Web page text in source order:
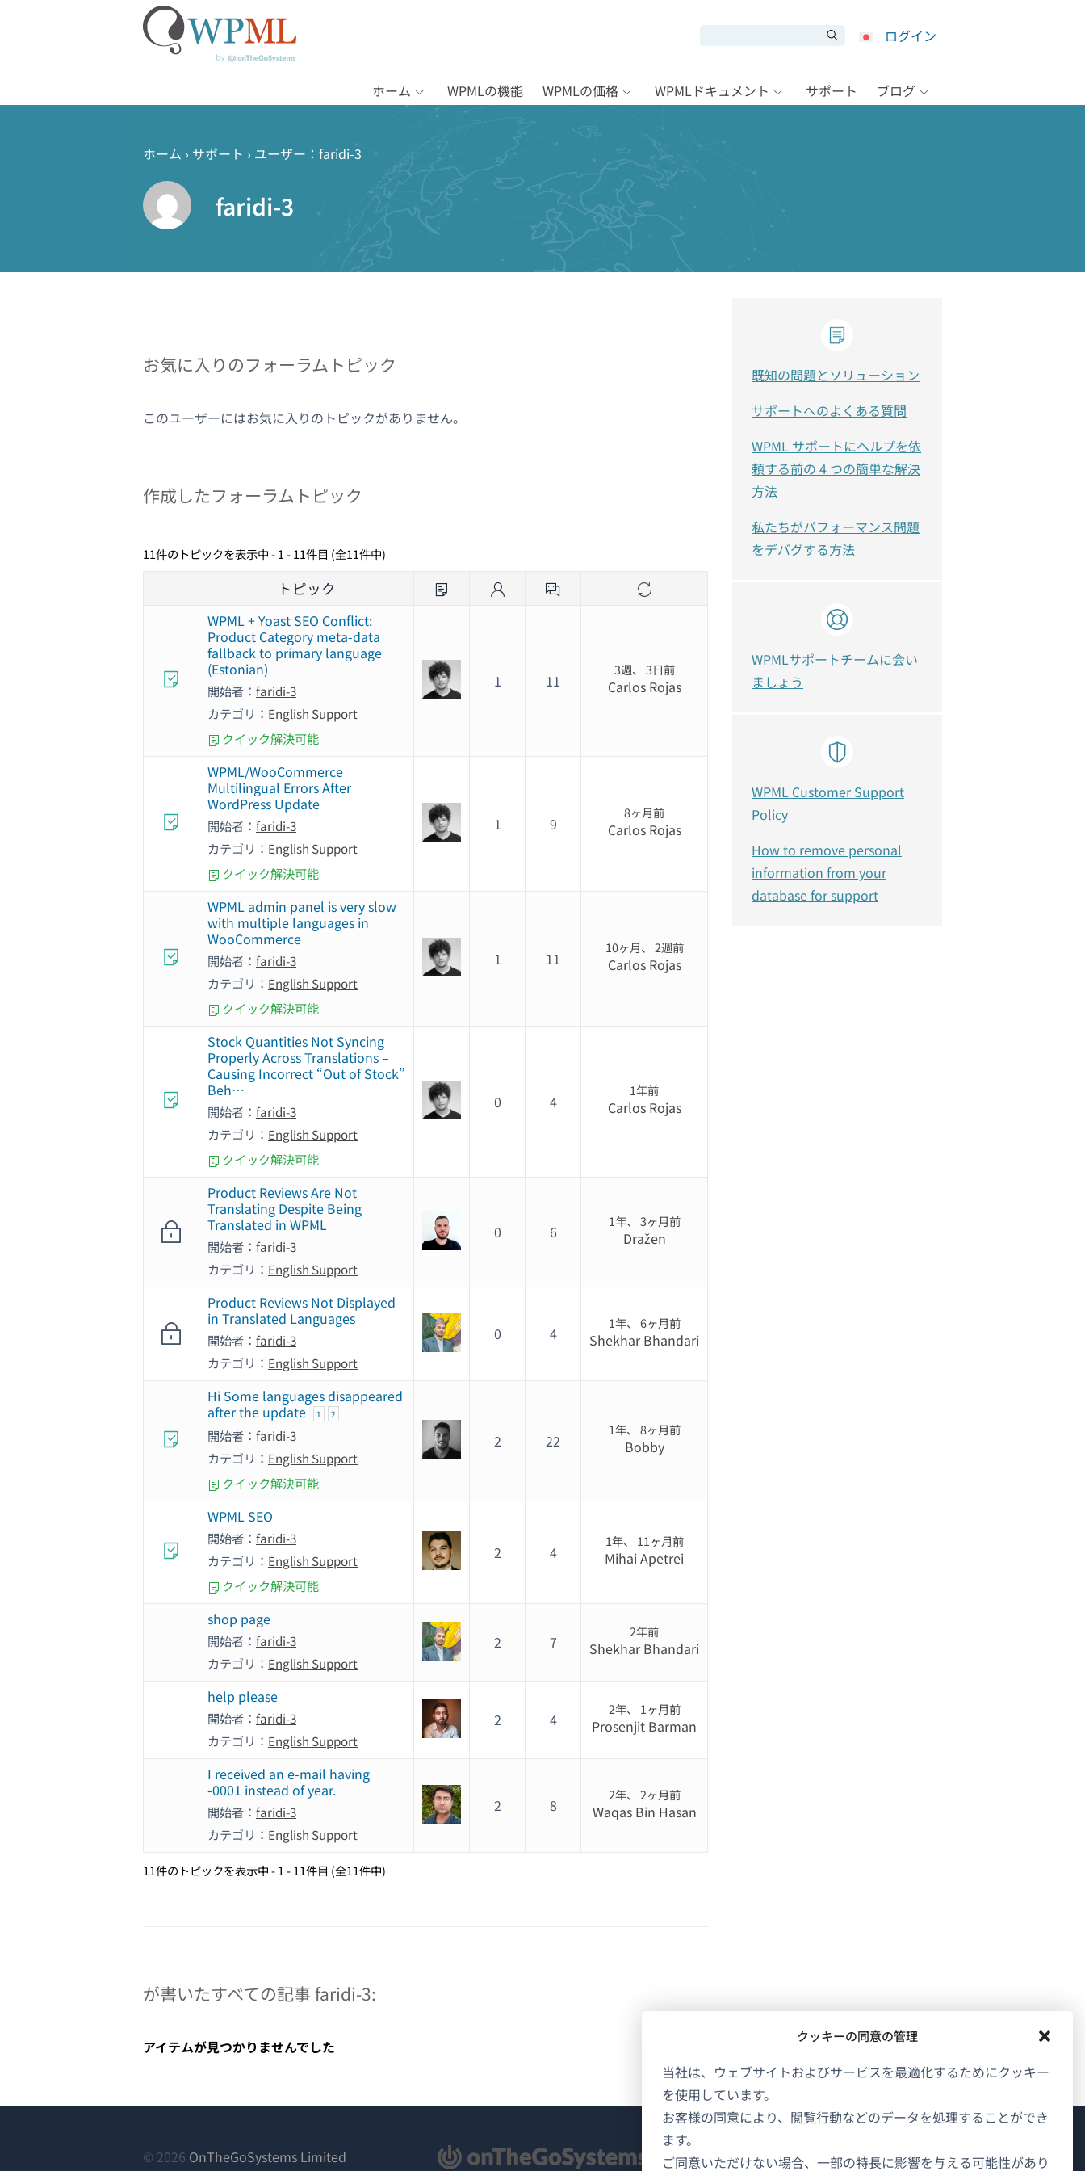
クッキーの同意の管理
当社は、ウェブサイトおよびサービスを最適化するためにクッキー
を使用しています。
お客様の同意により、閲覧行動などのデータを処理することができ
ます。
ご同意いただけない場合、一部の特長に影響を与える可能性があり
ッ
ログイン
ホーム WPMLの機能 WPMLの価格 WPMLドキュメント サポート ブログ
ホーム › サポート › ユーザー：faridi-3
faridi-3
お気に入りのフォーラムトピック
このユーザーにはお気に入りのトピックがありません。
作成したフォーラムトピック
11件のトピックを表示中 - 1 - 11件目 (全11件中)
トピック
WPML + Yoast SEO Conflict:
Product Category meta-data
fallback to primary language
(Estonian)
開始者： faridi-3
カテゴリ： English Support
クイック解決可能
1 11
3週、 3日前
Carlos Rojas
WPML/WooCommerce
Multilingual Errors After
WordPress Update
開始者： faridi-3
カテゴリ： English Support
クイック解決可能
1 9
8ヶ月前
Carlos Rojas
WPML admin panel is very slow
with multiple languages in
WooCommerce
開始者： faridi-3
カテゴリ： English Support
クイック解決可能
1 11
10ヶ月、 2週前
Carlos Rojas
Stock Quantities Not Syncing
Properly Across Translations –
Causing Incorrect “Out of Stock”
Beh…
開始者： faridi-3
カテゴリ： English Support
クイック解決可能
0 4
1年前
Carlos Rojas
Product Reviews Are Not
Translating Despite Being
Translated in WPML
開始者： faridi-3
カテゴリ： English Support
0 6
1年、 3ヶ月前
Dražen
Product Reviews Not Displayed
in Translated Languages
開始者： faridi-3
カテゴリ： English Support
0 4
1年、 6ヶ月前
Shekhar Bhandari
Hi Some languages ​​disappeared
after the update
1 2
開始者： faridi-3
カテゴリ： English Support
クイック解決可能
2 22
1年、 8ヶ月前
Bobby
WPML SEO
開始者： faridi-3
カテゴリ： English Support
クイック解決可能
2 4
1年、 11ヶ月前
Mihai Apetrei
shop page
開始者： faridi-3
カテゴリ： English Support
2 7
2年前
Shekhar Bhandari
help please
開始者： faridi-3
カテゴリ： English Support
2 4
2年、 1ヶ月前
Prosenjit Barman
I received an e-mail having
-0001 instead of year.
開始者： faridi-3
カテゴリ： English Support
2 8
2年、 2ヶ月前
Waqas Bin Hasan
11件のトピックを表示中 - 1 - 11件目 (全11件中)
が書いたすべての記事 faridi-3:
アイテムが見つかりませんでした
既知の問題とソリューション
サポートへのよくある質問
WPML サポートにヘルプを依
頼する前の 4 つの簡単な解決
方法
私たちがパフォーマンス問題
をデバグする方法
WPMLサポートチームに会い
ましょう
WPML Customer Support
Policy
How to remove personal
information from your
database for support
© 2026 OnTheGoSystems Limited WPMLについて